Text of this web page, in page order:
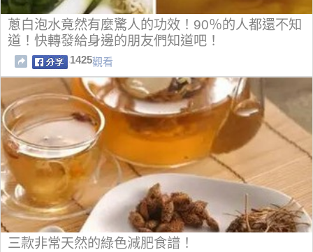
蔥白泡水竟然有麼驚人的功效！90％的人都還不知
道！快轉發給身邊的朋友們知道吧！
1425觀看
三款非常天然的綠色減肥食譜！